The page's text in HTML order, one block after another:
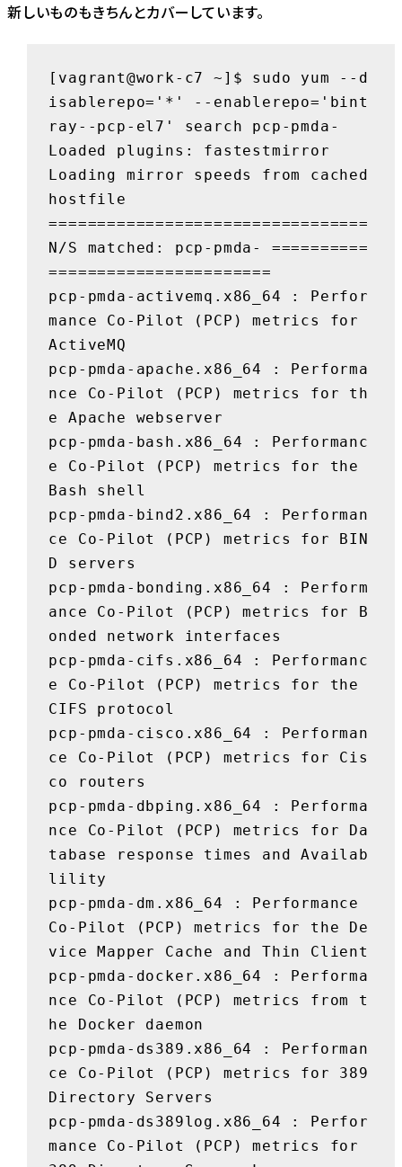
新しいものもきちんとカバーしています。
[vagrant@work-c7 ~]$ sudo yum --d
isablerepo='*' --enablerepo='bint
ray--pcp-el7' search pcp-pmda-
Loaded plugins: fastestmirror
Loading mirror speeds from cached
hostfile
=================================
N/S matched: pcp-pmda- ==========
=======================
pcp-pmda-activemq.x86_64 : Perfor
mance Co-Pilot (PCP) metrics for
ActiveMQ
pcp-pmda-apache.x86_64 : Performa
nce Co-Pilot (PCP) metrics for th
e Apache webserver
pcp-pmda-bash.x86_64 : Performanc
e Co-Pilot (PCP) metrics for the
Bash shell
pcp-pmda-bind2.x86_64 : Performan
ce Co-Pilot (PCP) metrics for BIN
D servers
pcp-pmda-bonding.x86_64 : Perform
ance Co-Pilot (PCP) metrics for B
onded network interfaces
pcp-pmda-cifs.x86_64 : Performanc
e Co-Pilot (PCP) metrics for the
CIFS protocol
pcp-pmda-cisco.x86_64 : Performan
ce Co-Pilot (PCP) metrics for Cis
co routers
pcp-pmda-dbping.x86_64 : Performa
nce Co-Pilot (PCP) metrics for Da
tabase response times and Availab
lility
pcp-pmda-dm.x86_64 : Performance
Co-Pilot (PCP) metrics for the De
vice Mapper Cache and Thin Client
pcp-pmda-docker.x86_64 : Performa
nce Co-Pilot (PCP) metrics from t
he Docker daemon
pcp-pmda-ds389.x86_64 : Performan
ce Co-Pilot (PCP) metrics for 389
Directory Servers
pcp-pmda-ds389log.x86_64 : Perfor
mance Co-Pilot (PCP) metrics for